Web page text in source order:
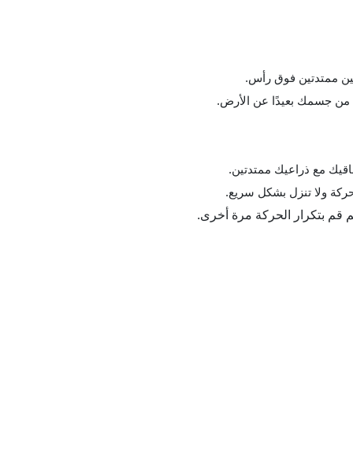
قم بتكرار الحركة مرة أخرى.